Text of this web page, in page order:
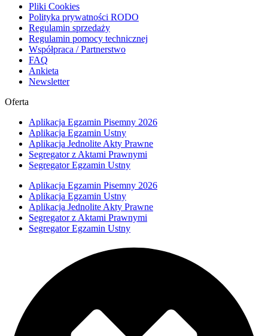
Pliki Cookies
Polityka prywatności RODO
Regulamin sprzedaży
Regulamin pomocy technicznej
Współpraca / Partnerstwo
FAQ
Ankieta
Newsletter
Oferta
Aplikacja Egzamin Pisemny 2026
Aplikacja Egzamin Ustny
Aplikacja Jednolite Akty Prawne
Segregator z Aktami Prawnymi
Segregator Egzamin Ustny
Aplikacja Egzamin Pisemny 2026
Aplikacja Egzamin Ustny
Aplikacja Jednolite Akty Prawne
Segregator z Aktami Prawnymi
Segregator Egzamin Ustny